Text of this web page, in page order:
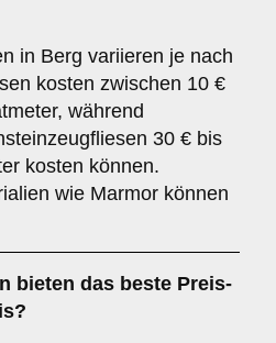
in Berg variieren je nach
kosten zwischen 10 €
während
30 € bis
kosten können.
wie Marmor können
bieten das beste Preis-